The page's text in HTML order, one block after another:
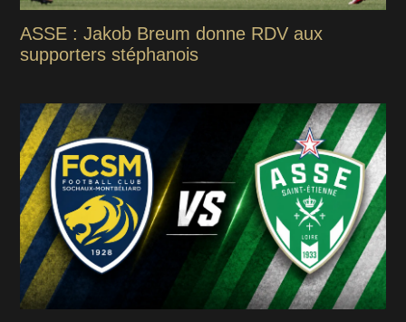
ASSE : Jakob Breum donne RDV aux
supporters stéphanois